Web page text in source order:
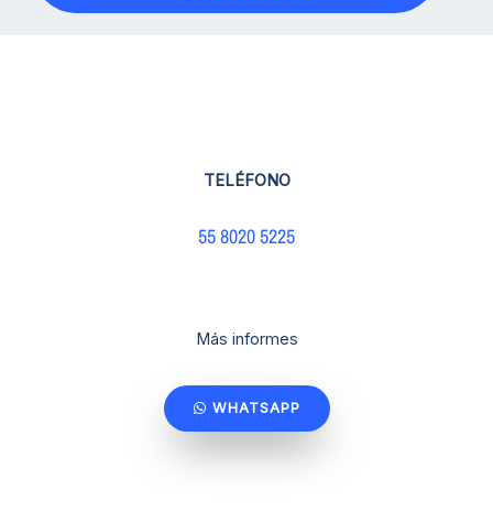
TELÉFONO
55 8020 5225
Más informes
WHATSAPP